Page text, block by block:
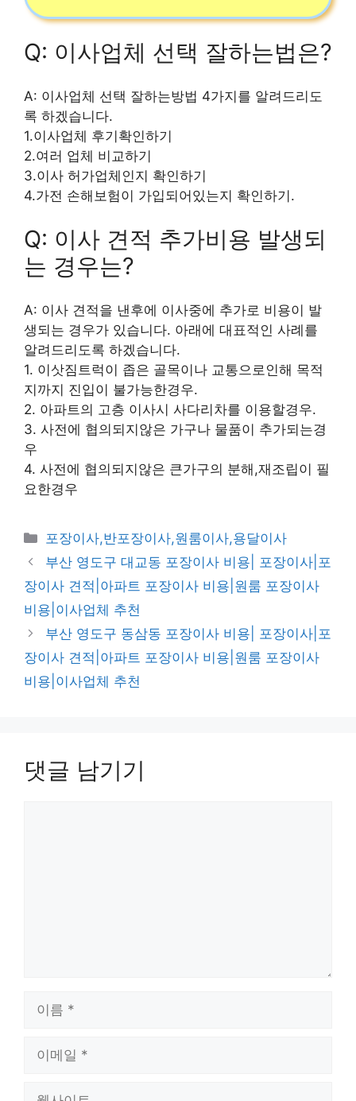
Q: 이사업체 선택 잘하는법은?
A: 이사업체 선택 잘하는방법 4가지를 알려드리도
록 하겠습니다.
1.이사업체 후기확인하기
2.여러 업체 비교하기
3.이사 허가업체인지 확인하기
4.가전 손해보험이 가입되어있는지 확인하기.
Q: 이사 견적 추가비용 발생되
는 경우는?
A: 이사 견적을 낸후에 이사중에 추가로 비용이 발
생되는 경우가 있습니다. 아래에 대표적인 사례를
알려드리도록 하겠습니다.
1. 이삿짐트럭이 좁은 골목이나 교통으로인해 목적
지까지 진입이 불가능한경우.
2. 아파트의 고층 이사시 사다리차를 이용할경우.
3. 사전에 협의되지않은 가구나 물품이 추가되는경
우
4. 사전에 협의되지않은 큰가구의 분해,재조립이 필
요한경우
카
테
고
리
포장이사,반포장이사,원룸이사,용달이사
부산 영도구 대교동 포장이사 비용| 포장이사|포
장이사 견적|아파트 포장이사 비용|원룸 포장이사
비용|이사업체 추천
부산 영도구 동삼동 포장이사 비용| 포장이사|포
장이사 견적|아파트 포장이사 비용|원룸 포장이사
비용|이사업체 추천
댓글 남기기